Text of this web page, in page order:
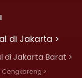
di Jakarta >
di Jakarta Barat >
Cengkareng >